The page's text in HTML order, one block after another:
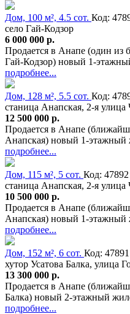
Дом, 100 м², 4.5 сот. Код:
село Гай-Кодзор
6 000 000 р.
Продается в Анапе (один из
Гай-Кодзор) новый 1-
подробнее...
Дом, 128 м², 5.5 сот. Код:
станица Анапская, 2-я улица
12 500 000 р.
Продается в Анапе
Анапская) новый 1-
подробнее...
Дом, 115 м², 5 сот. Код: 47892
станица Анапская, 2-я улица
10 500 000 р.
Продается в Анапе
Анапская) новый 1-
подробнее...
Дом, 152 м², 6 сот. Код: 47891
хутор Усатова Балка, улица
13 300 000 р.
Продается в Анапе
Балка) новый 2-этажный
подробнее...